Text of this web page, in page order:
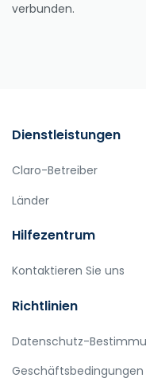
verbunden.
Dienstleistungen
Claro-Betreiber
Länder
Hilfezentrum
Kontaktieren Sie uns
Richtlinien
Datenschutz-
Geschäftsbedingungen